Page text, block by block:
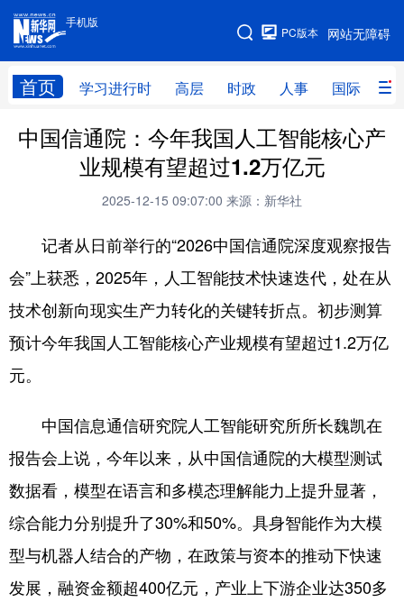
手机版
网站无障碍
PC版本
首页 学习进行时 高层 时政 人事 国际 财
手机版
网站地图
学习进行时 高层 时政 人事
财经 网评
思客智库 全球连线
科技 科普 体育 文化
健康 军事 访谈 视频
图片 中央文件 金融 汽车
会展 彩票 娱乐 时尚
亚太网 上市公司 投教基地
地方频道
中国信通院：今年我国人工智能核心产
业规模有望超过1.2万亿元
2025-12-15 09:07:00 来源：新华社
记者从日前举行的“2026中国信通院深度观察报告
会”上获悉，2025年，人工智能技术快速迭代，处在从
技术创新向现实生产力转化的关键转折点。初步测算
预计今年我国人工智能核心产业规模有望超过1.2万亿
元。
中国信息通信研究院人工智能研究所所长魏凯在
报告会上说，今年以来，从中国信通院的大模型测试
数据看，模型在语言和多模态理解能力上提升显著，
综合能力分别提升了30%和50%。具身智能作为大模
型与机器人结合的产物，在政策与资本的推动下快速
发展，融资金额超400亿元，产业上下游企业达350多